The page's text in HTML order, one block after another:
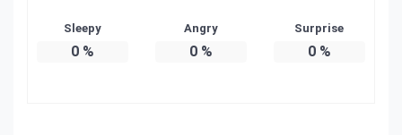
Sleepy
0%
Angry
0%
Surprise
0%